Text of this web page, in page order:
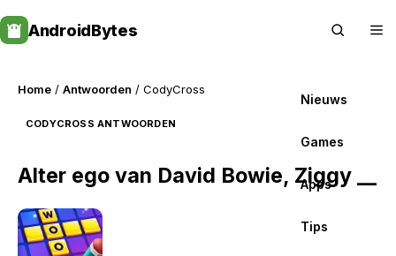
to
content
AndroidBytes
Nieuws
Games
Apps
Tips
Home / Antwoorden / CodyCross
CODYCROSS ANTWOORDEN
Alter ego van David Bowie, Ziggy __